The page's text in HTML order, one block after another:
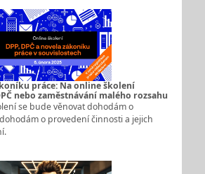
práce: Na online školení
nebo zaměstnávání malého rozsahu
se bude věnovat dohodám o
o provedení činnosti a jejich